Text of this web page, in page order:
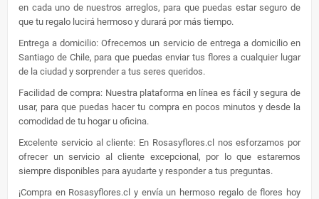
en cada uno de nuestros arreglos, para que puedas estar seguro de
que tu regalo lucirá hermoso y durará por más tiempo.
Entrega a domicilio: Ofrecemos un servicio de entrega a domicilio en
Santiago de Chile, para que puedas enviar tus flores a cualquier lugar
de la ciudad y sorprender a tus seres queridos.
Facilidad de compra: Nuestra plataforma en línea es fácil y segura de
usar, para que puedas hacer tu compra en pocos minutos y desde la
comodidad de tu hogar u oficina.
Excelente servicio al cliente: En Rosasyflores.cl nos esforzamos por
ofrecer un servicio al cliente excepcional, por lo que estaremos
siempre disponibles para ayudarte y responder a tus preguntas.
¡Compra en Rosasyflores.cl y envía un hermoso regalo de flores hoy